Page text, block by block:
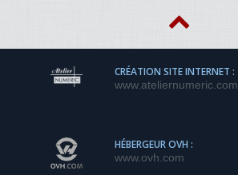
CRÉATION SITE INTERNET :
www.ateliernumeric.com
HÉBERGEUR OVH :
www.ovh.com